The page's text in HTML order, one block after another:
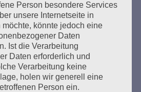
2019
von der Staatsanwaltschaft
machte er einen müden
wurden aber nach kurzer Zeit
Staatsanwalt griff eine frühere
D. auf, wonach dieser einmal
aus der Gaskammer in das
Person besondere Services
unsere Internetseite in
könnte jedoch eine
Daten
Ist die Verarbeitung
Daten erforderlich und
Verarbeitung keine
holen wir generell eine
Person ein.